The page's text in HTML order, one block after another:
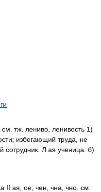
тж. лениво, ленивость 1)
избегающий труда, не
Л ая ученица. б)
II ая, ое; чен, чна, чно. см.